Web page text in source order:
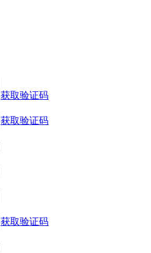
获取验证码
获取验证码
获取验证码